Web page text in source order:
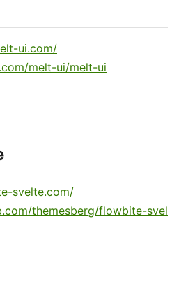
ui.com/
melt-ui/melt-ui
svelte.com/
themesberg/flowbite-svel